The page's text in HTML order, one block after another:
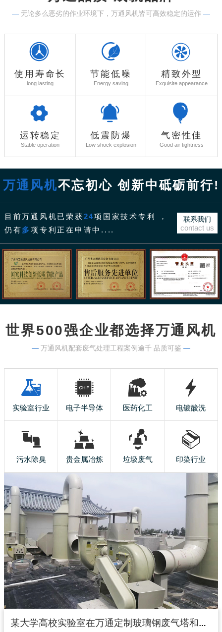
— 无论多么恶劣的作业环境下，万通风机皆可高效稳定的运作 —
使用寿命长
long lasting
节能低噪
Energy saving
精致外型
Exquisite appearance
运转稳定
Stable operation
低震防爆
Low shock explosion
气密性佳
Good air tightness
万通风机不忘初心 创新中砥砺前行!
目前万通风机已荣获24项国家技术专利 ，
仍有多项专利正在申请中....
联系我们
contact us
世界500强企业都选择万通风机
— 万通风机配套废气处理工程案例逾千 品质可鉴 —
实验室行业 电子半导体 医药化工 电镀酸洗
污水除臭 贵金属冶炼 垃圾废气 印染行业
某大学高校实验室在万通定制玻璃钢废气塔和玻璃钢风机